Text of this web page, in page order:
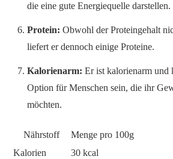
die eine gute Energiequelle darstellen.
Protein: Obwohl der Proteingehalt
liefert er dennoch einige Proteine.
Kalorienarm: Er ist kalorienarm und
Option für Menschen sein, die ihr
möchten.
Nährstoff
Menge pro 100g
Kalorien
30 kcal